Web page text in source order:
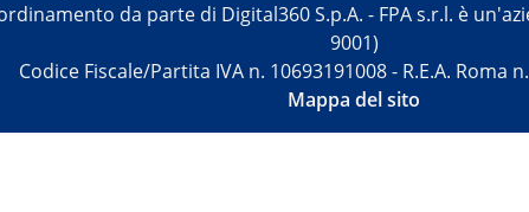
da parte di Digital360 S.p.A. - FPA s.r.l. è
9001)
Codice Fiscale/Partita IVA n. 10693191008 - R.E.A. Roma
Mappa del sito